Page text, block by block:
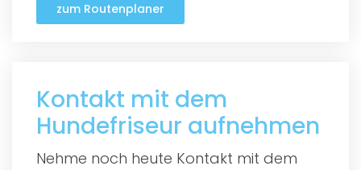
zum Routenplaner
Kontakt mit dem
Hundefriseur aufnehmen
Nehme noch heute Kontakt mit dem